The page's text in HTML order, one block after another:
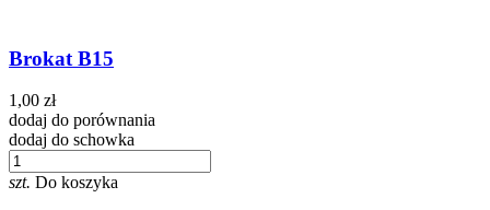
Brokat B15
1,00 zł
dodaj do porównania
dodaj do schowka
szt. Do koszyka